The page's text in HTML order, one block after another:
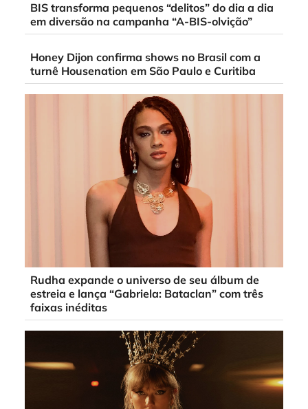
BIS transforma pequenos “delitos” do dia a dia
em diversão na campanha “A-BIS-olvição”
Honey Dijon confirma shows no Brasil com a
turnê Housenation em São Paulo e Curitiba
Rudha expande o universo de seu álbum de
estreia e lança “Gabriela: Bataclan” com três
faixas inéditas